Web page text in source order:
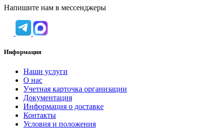
Напишите нам в мессенджеры
Информация
Наши услуги
O нас
Учетная карточка организации
Документация
Информация о доставке
Контакты
Условия и положения